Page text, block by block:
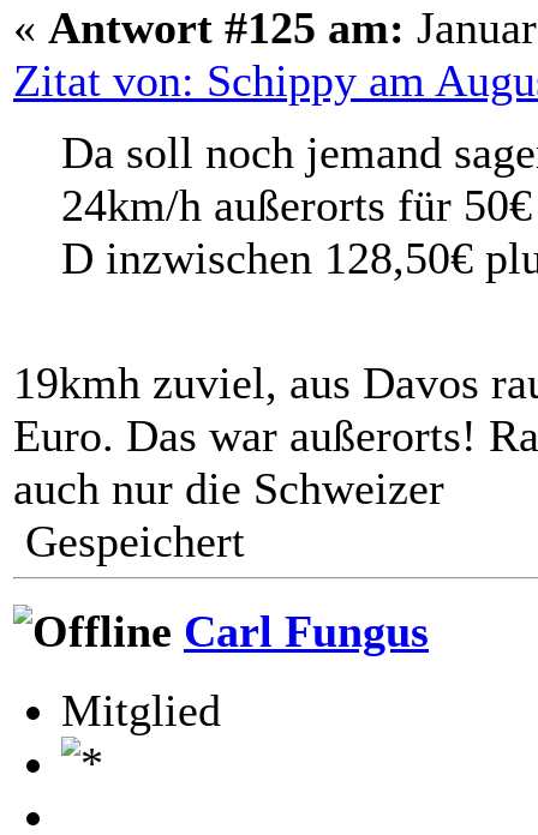
« Antwort #125 am:
Zitat von: Schippy am
Da soll noch jemand
24km/h außerorts für
D inzwischen 128,50€
19kmh zuviel, aus Davos
Euro. Das war außerorts!
auch nur die Schweizer
Gespeichert
Carl Fungus
Mitglied